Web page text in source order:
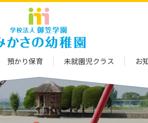
預かり保育 未就園児クラス お